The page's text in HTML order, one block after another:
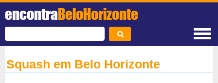
encontraBeloHorizonte
Squash em Belo Horizonte